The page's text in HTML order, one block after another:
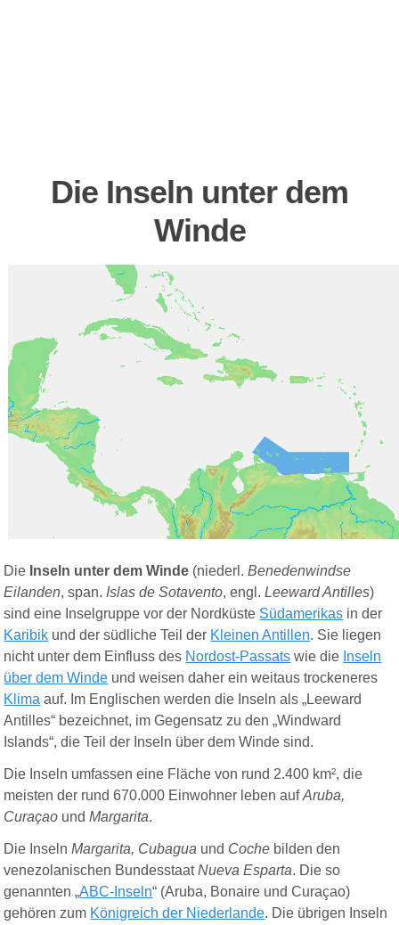
Die Inseln unter dem
Winde
Die Inseln unter dem Winde (niederl.Benedenwindse
Eilanden, span. Islas de Sotavento, engl.Leeward Antilles)
sind eine Inselgruppe vor der Nordküste Südamerikas in der
Karibik und der südliche Teil der Kleinen Antillen. Sie liegen
nicht unter dem Einfluss des Nordost-Passats wie die Inseln
über dem Winde und weisen daher ein weitaus trockeneres
Klima auf. Im Englischen werdendie Inseln als „Leeward
Antilles“ bezeichnet, im Gegensatz zu den „Windward
Islands“, die Teil der Inseln über dem Winde sind.
Die Inseln umfassen eine Fläche von rund 2.400 km², die
meisten der rund 670.000 Einwohner leben aufAruba,
Curaçao undMargarita.
Die InselnMargarita, Cubagua und Coche bilden den
venezolanischen BundesstaatNueva Esparta. Die so
genannten „ABC-Inseln“ (Aruba, Bonaire und Curaçao)
gehören zum Königreich der Niederlande. Die übrigen Inseln